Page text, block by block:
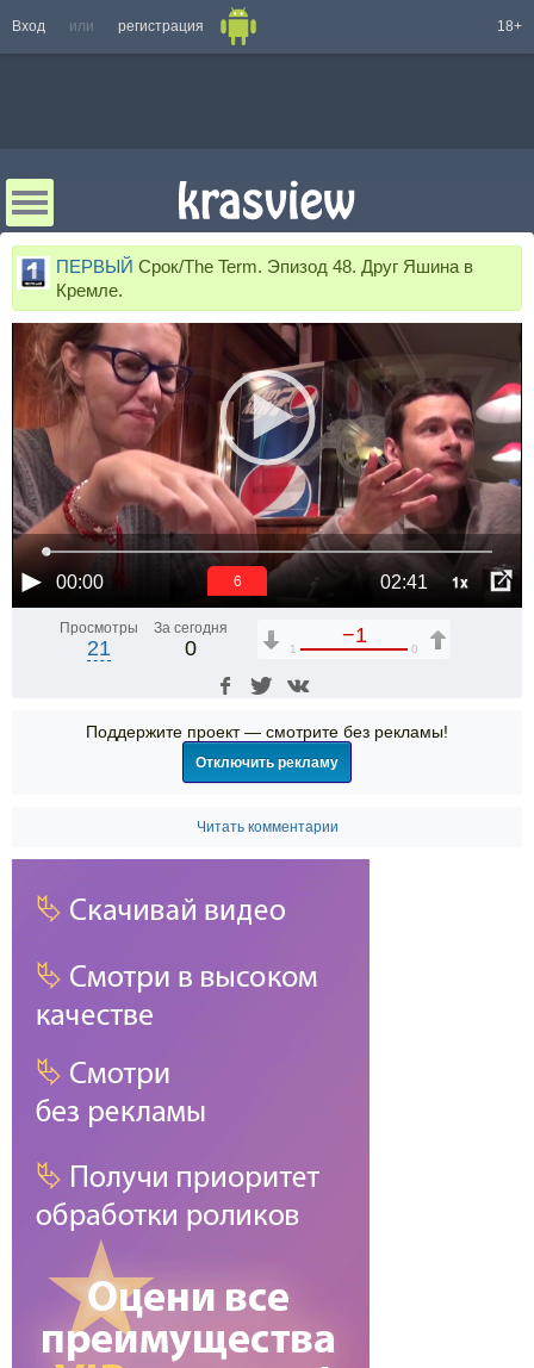
Вход или регистрация 18+
ПЕРВЫЙ Срок/The Term. Эпизод 48. Друг Яшина в
Кремле.
00:00 02:41 1x
6
Просмотры
21
За сегодня
0
−1
1 0
Поддержите проект — смотрите без рекламы!
Отключить рекламу
Читать комментарии